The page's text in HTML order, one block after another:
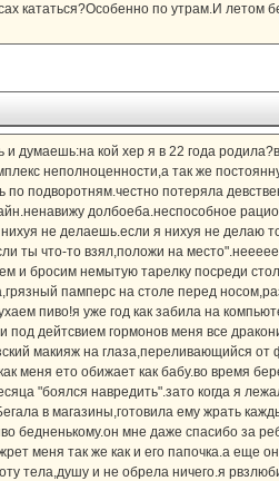
кататься?Особенно по утрам.И летом
думаешь:на кой хер я в 22 года
неполноценности,а так же
подворотням.честно потеряла
долбоеба.неспособное
не делаешь.если я нихуя не делаю
ты что-то взял,положи на
и бросим немытую тарелку посреди
памперс на столе перед
пиво!я уже год как забила на
под дейтсвием гормонов меня все
макияж на глаза,переливающийся от
меня ето обижает как бабу.во время
"боялся навредить".зато когда я
в магазины,готовила ему жрать
мне даже спасибо за
меня так же как и его папочка.а еще
тела,душу и не обрела ничего.я